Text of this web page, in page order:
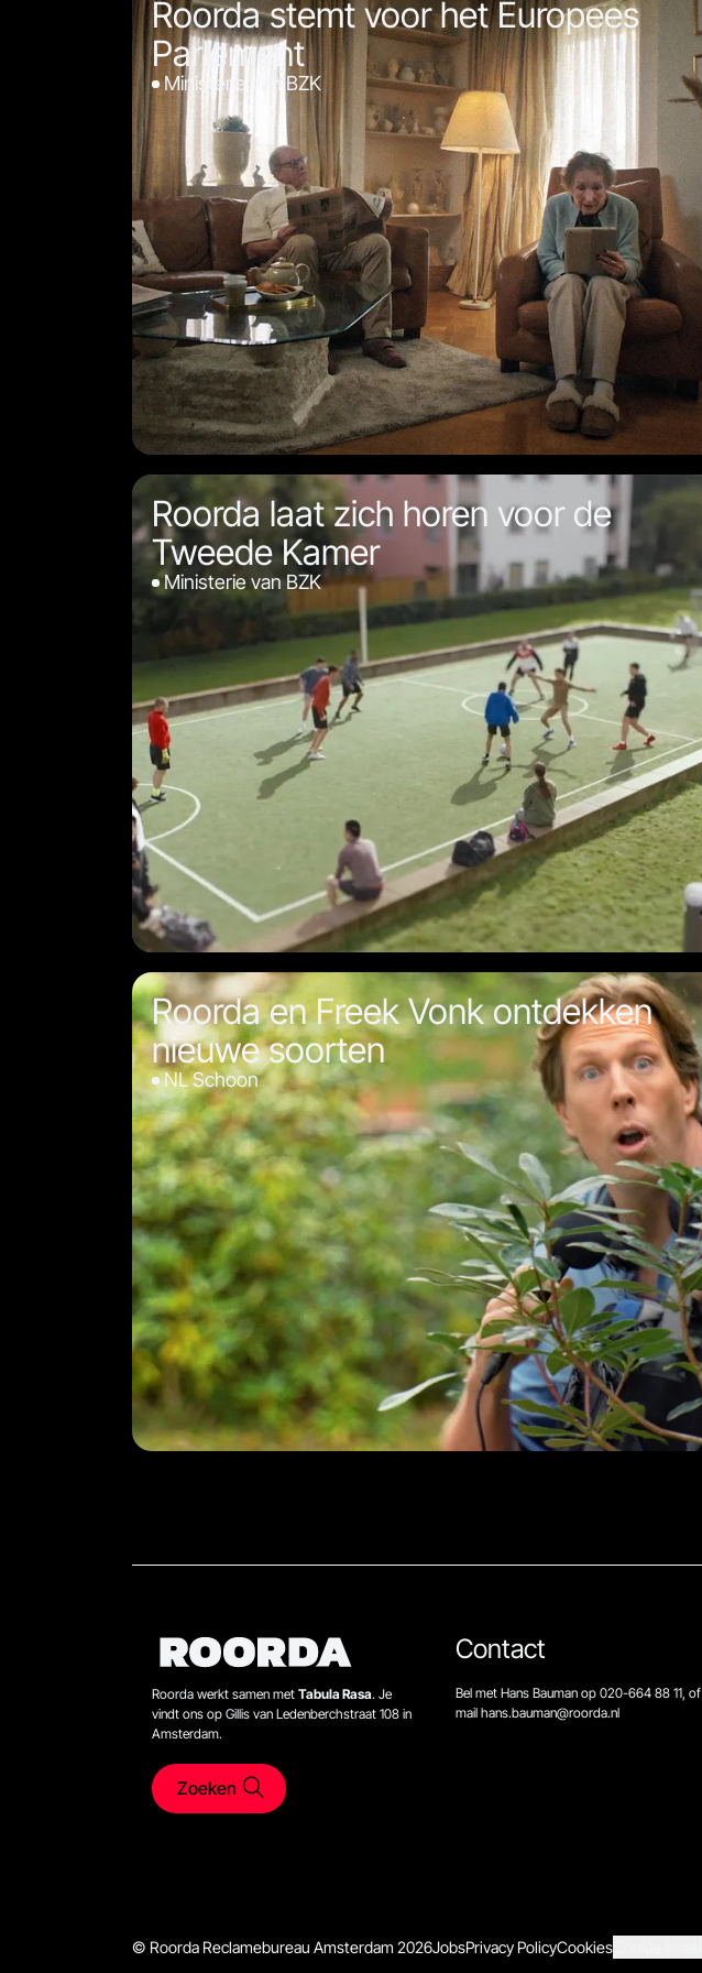
Roorda stemt voor het Europees
Parlement
Ministerie van BZK
Roorda laat zich horen voor de
Tweede Kamer
Ministerie van BZK
Roorda en Freek Vonk ontdekken
nieuwe soorten
NL Schoon
Roorda werkt samen met Tabula Rasa. Je
vindt ons op Gillis van Ledenberchstraat 108 in
Amsterdam.
Zoeken
Contact
Bel met Hans Bauman op 020-664 88 11, of
mail hans.bauman@roorda.nl
© Roorda Reclamebureau Amsterdam 2026JobsPrivacy PolicyCookies